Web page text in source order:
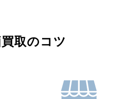
取のコツ